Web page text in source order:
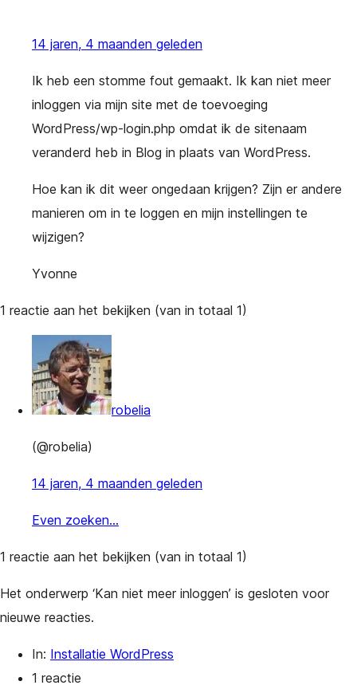
14 jaren, 4 maanden geleden
Ik heb een stomme fout gemaakt. Ik kan niet meer
inloggen via mijn site met de toevoeging
WordPress/wp-login.php omdat ik de sitenaam
veranderd heb in Blog in plaats van WordPress.
Hoe kan ik dit weer ongedaan krijgen? Zijn er andere
manieren om in te loggen en mijn instellingen te
wijzigen?
Yvonne
1 reactie aan het bekijken (van in totaal 1)
robelia
(@robelia)
14 jaren, 4 maanden geleden
Even zoeken…
1 reactie aan het bekijken (van in totaal 1)
Het onderwerp ‘Kan niet meer inloggen’ is gesloten voor
nieuwe reacties.
In: Installatie WordPress
1 reactie